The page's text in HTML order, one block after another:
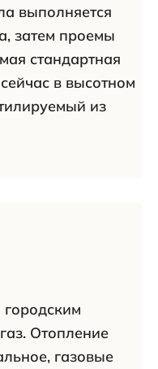
выполняется
затем проемы
стандартная
в высотном
из
Отопление
газовые